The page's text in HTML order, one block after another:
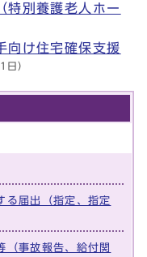
特別養護老人ホー
向け住宅確保支援
日）
る届出（指定、指定
（事故報告、給付関